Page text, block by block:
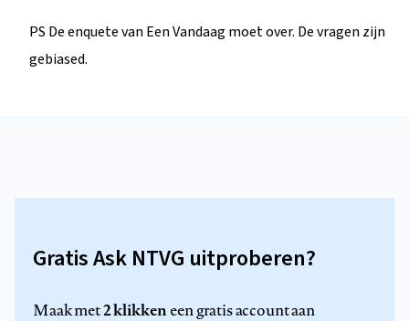
PS De enquete van Een Vandaag moet over. De vragen zijn
gebiased.
Gratis Ask NTVG uitproberen?
Maak met2 klikkeneen gratis account aan